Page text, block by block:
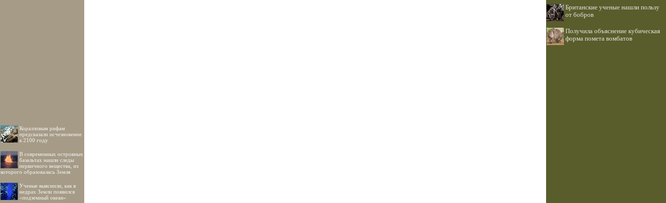
Коралловым рифам
предсказали исчезновение
к 2100 году
В современных островных
базальтах нашли следы
первичного вещества, из
которого образовалась Земля
Ученые выяснили, как в
недрах Земли появился
«подземный океан»
Британские ученые нашли пользу
от бобров
Получила объяснение кубическая
форма помета вомбатов